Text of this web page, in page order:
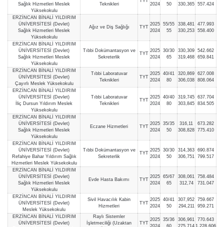
Sağlık Hizmetleri Meslek
Yüksekokulu
Teknikleri 2024 50 330,365 557.424
ERZİNCAN BİNALİ YILDIRIM
ÜNİVERSİTESİ (Devlet)
Sağlık Hizmetleri Meslek
Yüksekokulu
Ağız ve Diş Sağlığı TYT
2025
2024
55/55
55
338,481
330,253
477.993
558.400
ERZİNCAN BİNALİ YILDIRIM
ÜNİVERSİTESİ (Devlet)
Sağlık Hizmetleri Meslek
Yüksekokulu
Tıbbi Dokümantasyon ve
Sekreterlik
TYT
2025
2024
30/30
65
330,309
319,468
542.662
659.841
ERZİNCAN BİNALİ YILDIRIM
ÜNİVERSİTESİ (Devlet)
Çayırlı Meslek Yüksekokulu
Tıbbi Laboratuvar
Teknikleri
TYT
2025
2024
40/41
80
320,869
306,038
627.008
808.064
ERZİNCAN BİNALİ YILDIRIM
ÜNİVERSİTESİ (Devlet)
İliç Dursun Yıldırım Meslek
Yüksekokulu
Tıbbi Laboratuvar
Teknikleri
TYT
2025
2024
40/40
80
319,745
303,845
637.704
834.505
ERZİNCAN BİNALİ YILDIRIM
ÜNİVERSİTESİ (Devlet)
Sağlık Hizmetleri Meslek
Yüksekokulu
Eczane Hizmetleri TYT
2025
2024
35/35
50
316,11
308,828
673.282
775.410
ERZİNCAN BİNALİ YILDIRIM
ÜNİVERSİTESİ (Devlet)
Refahiye Bahar Yıldırım Sağlık
Hizmetleri Meslek Yüksekokulu
Tıbbi Dokümantasyon ve
Sekreterlik
TYT
2025
2024
30/30
50
314,363
306,751
690.874
799.517
ERZİNCAN BİNALİ YILDIRIM
ÜNİVERSİTESİ (Devlet)
Sağlık Hizmetleri Meslek
Yüksekokulu
Evde Hasta Bakımı TYT
2025
2024
65/67
65
308,061
312,74
758.484
731.047
ERZİNCAN BİNALİ YILDIRIM
ÜNİVERSİTESİ (Devlet)
Meslek Yüksekokulu
Sivil Havacılık Kabin
Hizmetleri
TYT
2025
2024
40/41
50
307,952
294,211
759.667
959.271
ERZİNCAN BİNALİ YILDIRIM
ÜNİVERSİTESİ (Devlet)
Raylı Sistemler
İşletmeciliği (Uzaktan
TYT
2025
2024
35/36
60
306,961
275,714
770.643
1.228.606